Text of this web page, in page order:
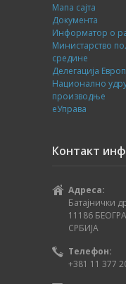
Мапа сајта
Документа
Информатор о
Министарство
средине
Делегација
Национално
производње
еУправа
Контакт
Адреса:
Батајнички
11186
СРБИЈА
Телефон:
+381 11 377